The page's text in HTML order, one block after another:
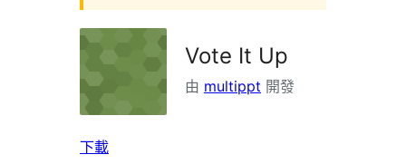
Vote It Up
由 multippt 開發
下載